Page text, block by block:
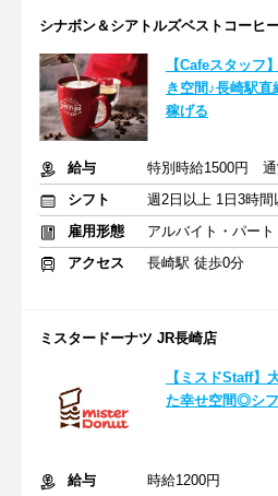
シナボン＆シアトルズベストコー
【Cafeスタッフ
き空間♪長崎駅
稼げる
給与
特別時給1500円 通
シフト
雇用形態
アルバイト・パート
アクセス
長崎駅 徒歩0分
ミスタードーナツ JR長崎店
【ミスドStaff
た幸せ空間◎シ
給与
時給1200円